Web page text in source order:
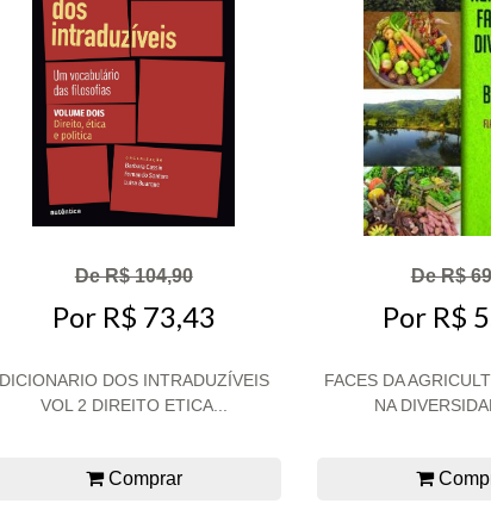
De R$ 104,90
Por R$ 73,43
DICIONARIO DOS INTRADUZÍVEIS
VOL 2 DIREITO ETICA...
Comprar
De R$
Por R$
FACES DA
NA